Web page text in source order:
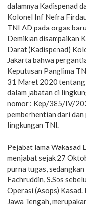
dalamnya Kadispenad
Kolonel Inf Nefra
TNI AD pada orgas
Demikian disampaikan
Darat (Kadispenad)
Jakarta bahwa
Keputusan Panglima
31 Maret 2020 tentang
dalam jabatan di
nomor : Kep/385/IV/
pemberhentian dari
lingkungan TNI.
Pejabat lama Wakasad
menjabat sejak 27
purna tugas,
Fachruddin, S.Sos
Operasi (Asops) Kasad.
Jawa Tengah,